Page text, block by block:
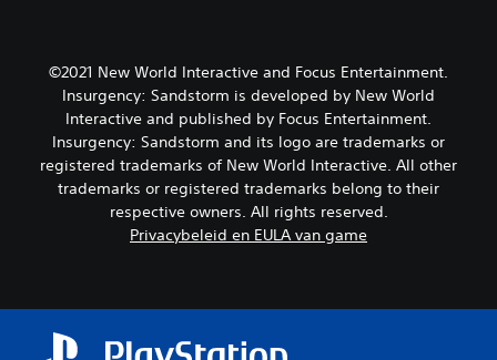
©2021 New World Interactive and Focus Entertainment.
Insurgency: Sandstorm is developed by New World
Interactive and published by Focus Entertainment.
Insurgency: Sandstorm and its logo are trademarks or
registered trademarks of New World Interactive. All other
trademarks or registered trademarks belong to their
respective owners. All rights reserved.
Privacybeleid en EULA van game